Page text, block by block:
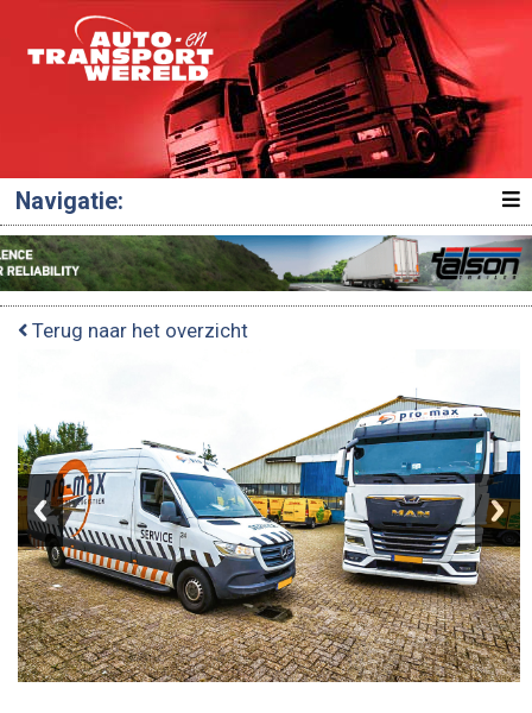
Navigatie:
Terug naar het overzicht